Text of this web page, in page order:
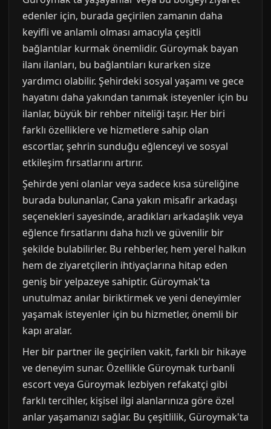
edenler için, burada geçirilen zamanın daha
keyifli ve anlamlı olması amacıyla çeşitli
bağlantılar kurmak önemlidir. Güroymak bayan
ilanı ilanları, bu bağlantıları kurarken size
yardımcı olabilir. Şehirdeki sosyal yaşamı ve gece
hayatını daha yakından tanımak isteyenler için bu
ilanlar, büyük bir rehber niteliği taşır. Her biri
farklı özelliklere ve hizmetlere sahip olan
escortlar, şehrin sunduğu eğlenceyi ve sosyal
etkileşim fırsatlarını artırır.
Şehirde yeni olanlar veya sadece kısa süreliğine
burada bulunanlar, Cana yakın misafir arkadaşı
seçenekleri sayesinde, aradıkları arkadaşlık veya
eğlence fırsatlarını daha hızlı ve güvenilir bir
şekilde bulabilirler. Bu rehberler, hem yerel halkın
hem de ziyaretçilerin ihtiyaçlarına hitap eden
geniş bir yelpazeye sahiptir. Güroymak'ta
unutulmaz anılar biriktirmek ve yeni deneyimler
yaşamak isteyenler için bu hizmetler, önemli bir
kapı aralar.
Her bir partner ile geçirilen vakit, farklı bir hikaye
ve deneyim sunar. Özellikle Güroymak turbanli
escort veya Güroymak lezbiyen refakatçi gibi
farklı tercihler, kişisel ilgi alanlarınıza göre özel
anlar yaşamanızı sağlar. Bu çeşitlilik, Güroymak'ta